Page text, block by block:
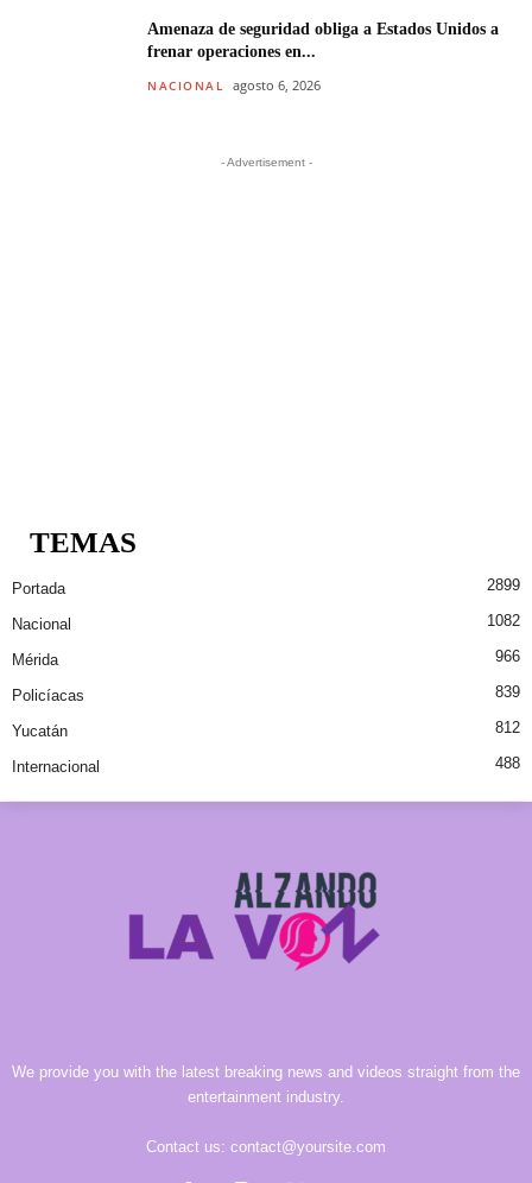
Amenaza de seguridad obliga a Estados Unidos a
frenar operaciones en...
NACIONAL agosto 6, 2026
- Advertisement -
TEMAS
Portada 2899
Nacional 1082
Mérida 966
Policíacas 839
Yucatán 812
Internacional 488
We provide you with the latest breaking news and videos straight from the
entertainment industry.
Contact us: contact@yoursite.com